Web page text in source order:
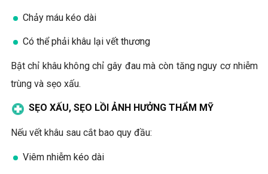
Chảy máu kéo dài
Có thể phải khâu lại vết thương
Bật chỉ khâu không chỉ gây đau mà còn tăng nguy cơ nhiễm
trùng và sẹo xấu.
SẸO XẤU, SẸO LỒI ẢNH HƯỞNG THẨM MỸ
Nếu vết khâu sau cắt bao quy đầu:
Viêm nhiễm kéo dài